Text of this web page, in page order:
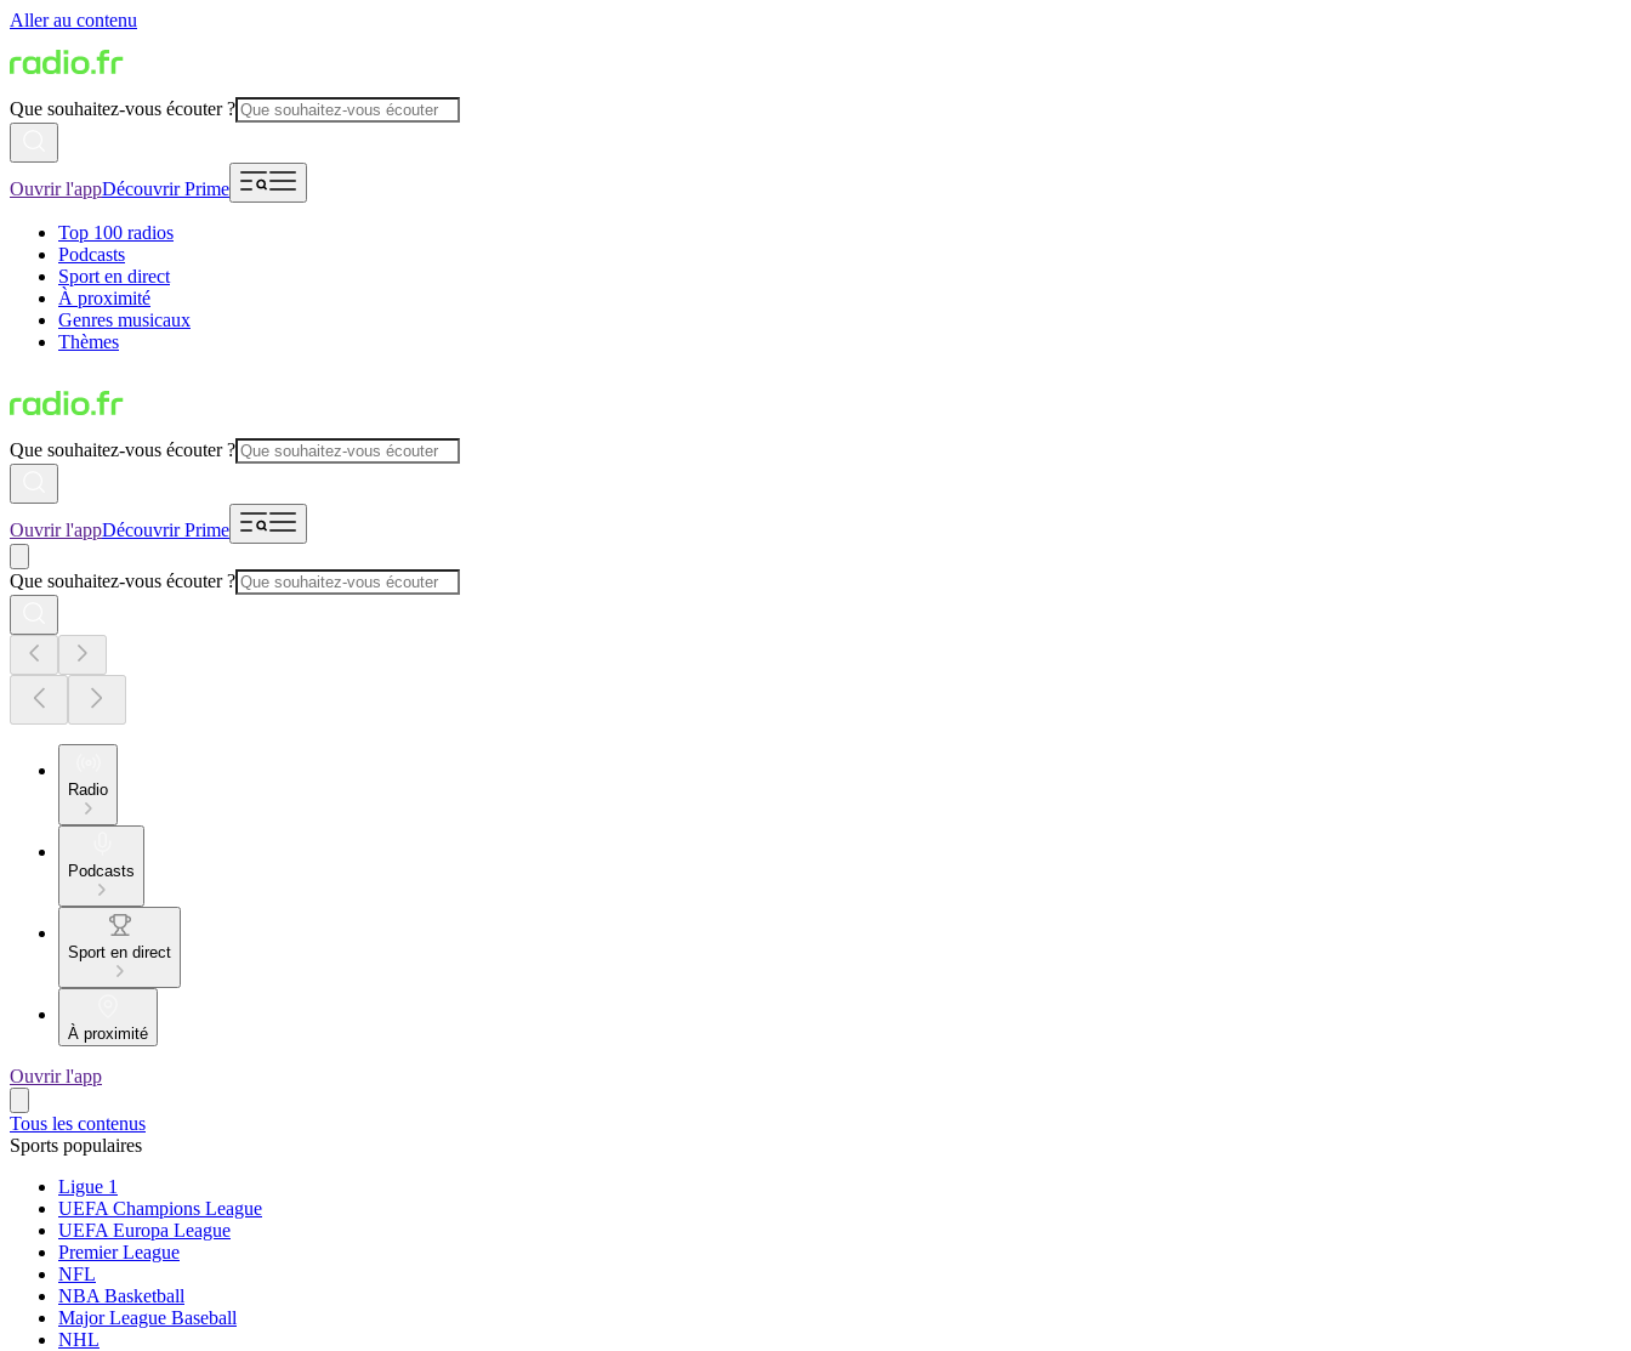
Aller au contenu
Que souhaitez-vous écouter ?
Ouvrir l'appDécouvrir Prime
Top 100 radios
Podcasts
Sport en direct
À proximité
Genres musicaux
Thèmes
Que souhaitez-vous écouter ?
Ouvrir l'appDécouvrir Prime
Que souhaitez-vous écouter ?
Radio
Podcasts
Sport en direct
À proximité
Ouvrir l'app
Tous les contenus
Sports populaires
Ligue 1
UEFA Champions League
UEFA Europa League
Premier League
NFL
NBA Basketball
Major League Baseball
NHL